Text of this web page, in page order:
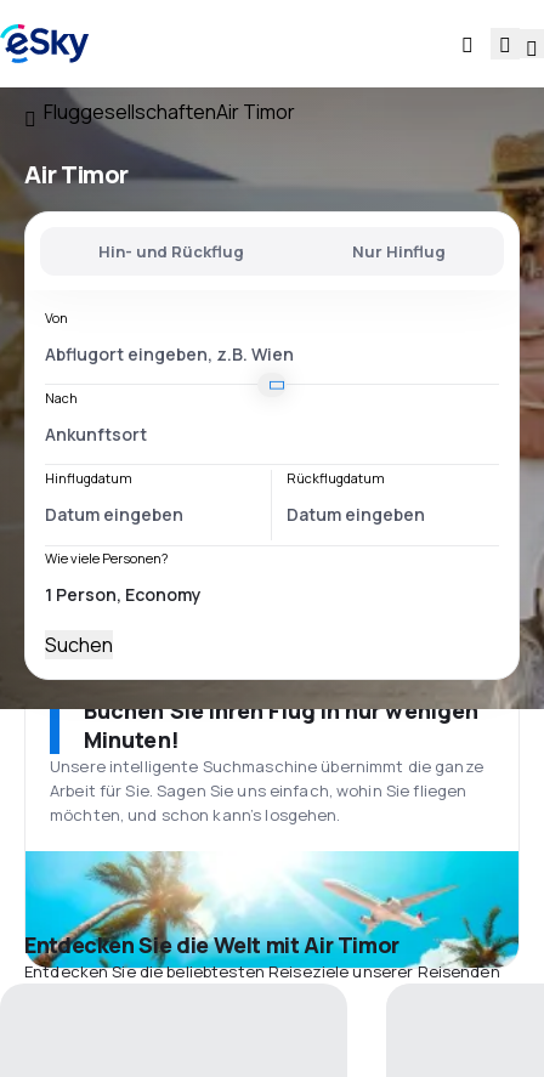
FluggesellschaftenAir Timor
Air Timor
Hin- und Rückflug Nur Hinflug
Von
Nach
Hinflugdatum Rückflugdatum
Wie viele Personen?
Suchen
Buchen Sie Ihren Flug in nur wenigen
Minuten!
Unsere intelligente Suchmaschine übernimmt die ganze
Arbeit für Sie. Sagen Sie uns einfach, wohin Sie fliegen
möchten, und schon kann’s losgehen.
Entdecken Sie die Welt mit Air Timor
Entdecken Sie die beliebtesten Reiseziele unserer Reisenden